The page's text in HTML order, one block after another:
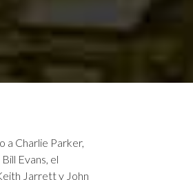
a Charlie Parker,
Evans, el
Jarrett y John